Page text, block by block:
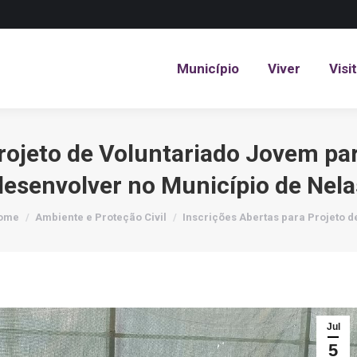
Município Viver
de Voluntariado Jovem
no Município de
are here:Ambiente e Proteção Civil Inscrições Abertas para Projeto
Jul
5
Município Viver